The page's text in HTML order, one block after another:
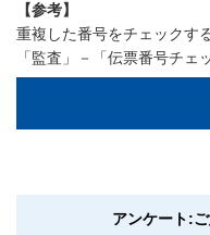
【参考】
重複した番号をチェックす
「監査」－「伝票番号チェ
アンケート: